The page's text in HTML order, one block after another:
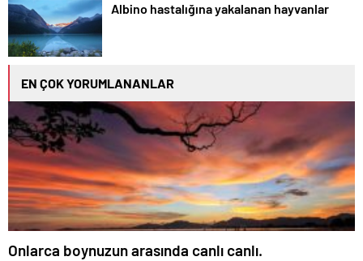
Albino hastalığına yakalanan hayvanlar
EN ÇOK YORUMLANANLAR
Onlarca boynuzun arasında canlı canlı.